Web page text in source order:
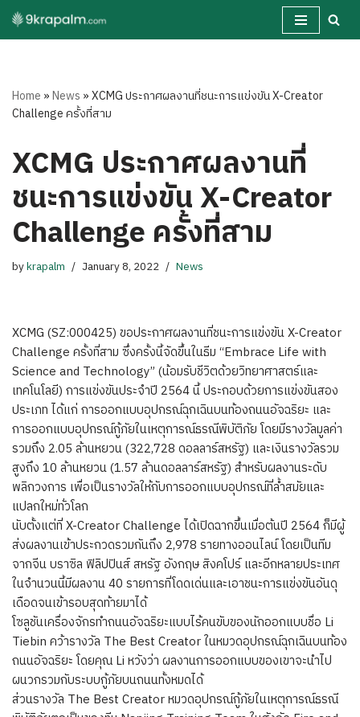
Skip
Home »News »XCMG ประกาศผลงานที่ชนะการแข่งขัน X-Creator
Challenge ครั้งที่สาม
XCMG ประกาศผลงานที่
ชนะการแข่งขัน X-Creator
Challenge ครั้งที่สาม
bykrapalm January 8, 2022 News
XCMG (SZ:000425) ขอประกาศผลงานที่ชนะการแข่งขัน X-Creator
Challenge ครั้งที่สาม ซึ่งครั้งนี้จัดขึ้นในธีม “Embrace Life with
Science and Technology” (น้อมรับชีวิตด้วยวิทยาศาสตร์และ
เทคโนโลยี) การแข่งขันประจำปี 2564 นี้ ประกอบด้วยการแข่งขันสอง
ประเภท ได้แก่ การออกแบบอุปกรณ์ฉุกเฉินบนท้องถนนอัจฉริยะ และ
การออกแบบอุปกรณ์กู้ภัยในเหตุการณ์ธรณีพิบัติภัย โดยมีรางวัลมูลค่า
รวมถึง 2.05 ล้านหยวน (322,728 ดอลลาร์สหรัฐ) และเงินรางวัลรวม
สูงถึง 10 ล้านหยวน (1.57 ล้านดอลลาร์สหรัฐ) สำหรับผลงานระดับ
พลิกวงการ เพื่อเป็นรางวัลให้กับการออกแบบอุปกรณ์ที่ล้ำสมัยและ
แปลกใหม่ทั่วโลก
นับตั้งแต่ที่ X-Creator Challenge ได้เปิดฉากขึ้นเมื่อต้นปี 2564 ก็มีผู้
ส่งผลงานเข้าประกวดรวมกันถึง 2,978 รายทางออนไลน์ โดยเป็นทีม
จากจีน บราซิล ฟิลิปปินส์ สหรัฐ อังกฤษ สิงคโปร์ และอีกหลายประเทศ
ในจำนวนนี้มีผลงาน 40 รายการที่โดดเด่นและเอาชนะการแข่งขันอันดุ
เดือดจนเข้ารอบสุดท้ายมาได้
โซลูชันเครื่องจักรทำถนนอัจฉริยะแบบไร้คนขับของนักออกแบบชื่อ Li
Tiebin คว้ารางวัล The Best Creator ในหมวดอุปกรณ์ฉุกเฉินบนท้อง
ถนนอัจฉริยะ โดยคุณ Li หวังว่า ผลงานการออกแบบของเขาจะนำไป
ผนวกรวมกับระบบกู้ภัยบนถนนทั้งหมดได้
ส่วนรางวัล The Best Creator หมวดอุปกรณ์กู้ภัยในเหตุการณ์ธรณี